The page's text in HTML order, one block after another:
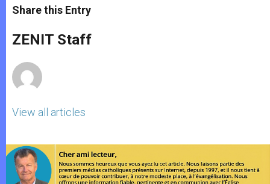
t
s
p
p
s
e
g
e
e
b
o
k
Share this Entry
ZENIT Staff
View all articles